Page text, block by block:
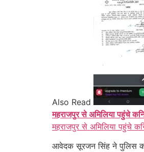
Also Read
महराजपुर से अमिलिया पहुंचे
महराजपुर से अमिलिया पहुंचे
आवेदक सूरजन सिंह ने पुलिस को